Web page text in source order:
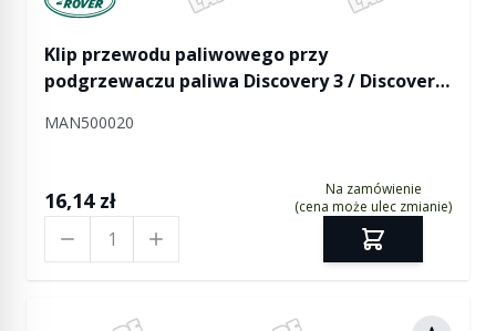
Klip przewodu paliwowego przy
podgrzewaczu paliwa Discovery 3 / Discovery
MAN500020
16,14 zł
Na zamówienie
(cena może ulec zmianie)